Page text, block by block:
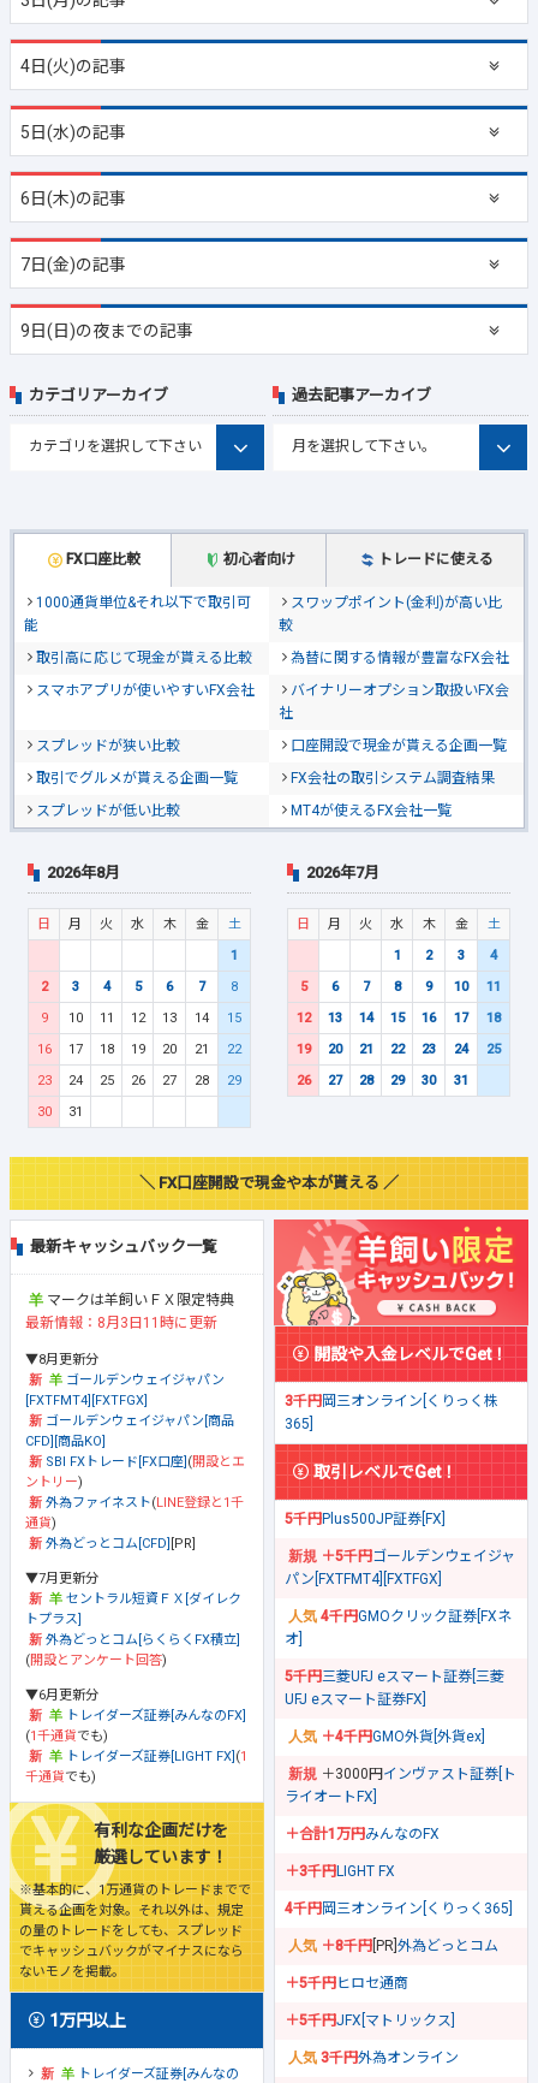
4日(火)の記事
5日(水)の記事
6日(木)の記事
7日(金)の記事
9日(日)の夜までの記事
FX口座比較 初心者向け トレードに使える
1000通貨単位&それ以下で取引可
能
スワップポイント(金利)が高い比
較
取引高に応じて現金が貰える比較
為替に関する情報が豊富なFX会社
スマホアプリが使いやすいFX会社
バイナリーオプション取扱いFX会
社
スプレッドが狭い比較
口座開設で現金が貰える企画一覧
取引でグルメが貰える企画一覧
FX会社の取引システム調査結果
スプレッドが低い比較
MT4が使えるFX会社一覧
カテゴリアーカイブ 過去記事アーカイブ
2026年8月
日 月 火 水 木 金
土
1
2
3 4 5 6 7
8
9
10 11 12 13 14
15
16
17 18 19 20 21
22
23
24 25 26 27 28
29
30
31
2026年7月
日 月 火 水 木 金
土
1
2 3
4
5
6 7 8 9 10
11
12
13 14 15 16 17
18
19
20 21 22 23 24
25
26
27 28 29 30 31
＼ FX口座開設で現金や本が貰える ／
最新キャッシュバック一覧
マークは羊飼いＦＸ限定特典
最新情報：8月3日11時に更新
▼8月更新分
ゴールデンウェイジャパン
[FXTFMT4][FXTFGX]
ゴールデンウェイジャパン[商品
CFD][商品KO]
SBI FXトレード[FX口座] (開設とエ
ントリー)
外為ファイネスト(LINE登録と1千
通貨)
外為どっとコム[CFD] [PR]
▼7月更新分
セントラル短資ＦＸ[ダイレク
トプラス]
外為どっとコム[らくらくFX積立]
(開設とアンケート回答)
▼6月更新分
トレイダーズ証券[みんなのFX]
(1千通貨でも)
トレイダーズ証券[LIGHT FX] (1
千通貨でも)
有利な企画だけを
厳選しています！
※基本的に、1万通貨のトレードまでで
貰える企画を対象。それ以外は、規定
の量のトレードをしても、スプレッド
でキャッシュバックがマイナスになら
ないモノを掲載。
1万円以上
トレイダーズ証券[みんなの
開設や入金レベルでGet！
3千円岡三オンライン[くりっく株
365]
取引レベルでGet！
5千円Plus500JP証券[FX]
＋5千円ゴールデンウェイジャ
パン[FXTFMT4][FXTFGX]
4千円GMOクリック証券[FXネ
オ]
5千円三菱UFJ eスマート証券[三菱
UFJ eスマート証券FX]
＋4千円GMO外貨[外貨ex]
＋3000円 インヴァスト証券[ト
ライオートFX]
＋合計1万円みんなのFX
＋3千円LIGHT FX
4千円岡三オンライン[くりっく365]
＋8千円 [PR] 外為どっとコム
＋5千円ヒロセ通商
＋5千円JFX[マトリックス]
3千円外為オンライン